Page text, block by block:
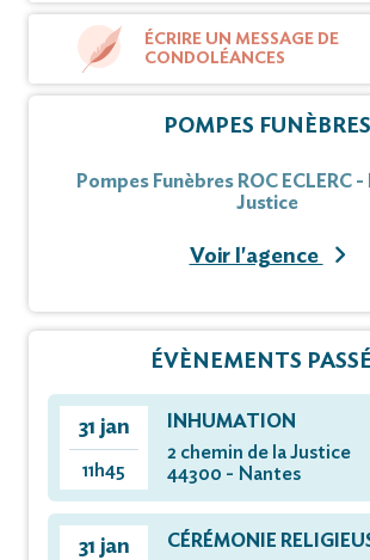
ÉCRIRE UN MESSAGE DE
CONDOLÉANCES
POMPES FUNÈBRES
Pompes Funèbres ROC ECLERC
Justice
Voir l'agence
ÉVÈNEMENTS
31 jan
11h45
INHUMATION
2 chemin de la Justice
44300 - Nantes
31 jan
CÉRÉMONIE